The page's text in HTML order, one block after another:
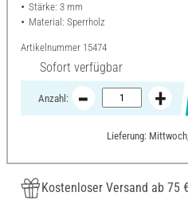
Stärke: 3 mm
Material: Sperrholz
Artikelnummer 15474
Sofort verfügbar
Anzahl:
Lieferung:
Kostenloser Versand ab 75